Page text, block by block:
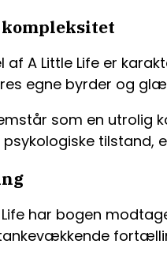
A Little Life er
egne byrder og
som en
tilstand,
Life har bogen